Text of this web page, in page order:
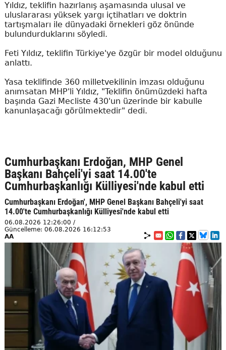
Yıldız, teklifin hazırlanış aşamasında ulusal ve
uluslararası yüksek yargı içtihatları ve doktrin
tartışmaları ile dünyadaki örnekleri göz önünde
bulundurduklarını söyledi.
Feti Yıldız, teklifin Türkiye'ye özgür bir model olduğunu
anlattı.
Yasa teklifinde 360 milletvekilinin imzası olduğunu
anımsatan MHP'li Yıldız, "Teklifin önümüzdeki hafta
başında Gazi Mecliste 430'un üzerinde bir kabulle
kanunlaşacağı görülmektedir" dedi.
Cumhurbaşkanı Erdoğan, MHP Genel
Başkanı Bahçeli'yi saat 14.00'te
Cumhurbaşkanlığı Külliyesi'nde kabul etti
Cumhurbaşkanı Erdoğan', MHP Genel Başkanı Bahçeli'yi saat
14.00'te Cumhurbaşkanlığı Külliyesi'nde kabul etti
06.08.2026 12:26:00 /
Güncelleme: 06.08.2026 16:12:53
AA